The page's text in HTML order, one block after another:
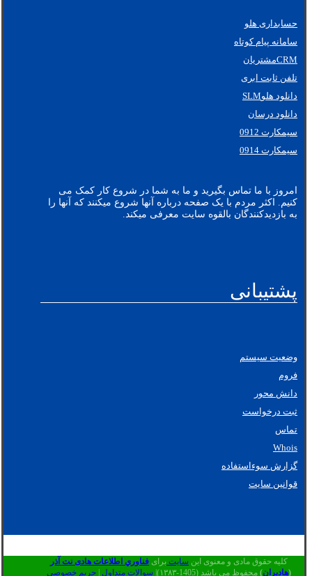
حسابداری هلو
سامانه پیام کوتاه
CRMمشتریان
تلفن ثابت ابری
دانلود هلوSLM
دانلود درسان
سیمکارت 0912
سیمکارت 0914
امروز با ما تماس بگیرید و ما به شما در شروع کار کمک می
کنیم. اکثر مردم با یک صفحه درباره آنها شروع میکنند که آنها را
به بازدیدکنندگان بالقوه سایت معرفی میکند.
پشتیبانی
وضعیت سیستم
فروم
دانش محور
ثبت درخواست
تماس
Whois
گزارش سوءاستفاده
قوانین سایت
کلیه حقوق مادی و معنوی این سایت برای فناوري اطلاعات هادی نت آذر
(هادیران) محفوظ می باشد (1405-۱۳۸۳)| سوالات متداول حریم خصوصی